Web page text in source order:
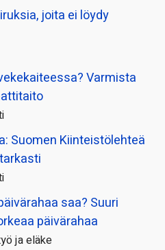
joita ei löydy
Varmista
Suomen Kiinteistölehteä
saa? Suuri
päivärahaa
ja eläke